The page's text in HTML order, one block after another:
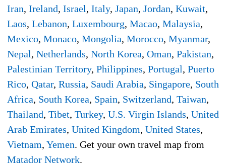
Iran, Ireland, Israel, Italy, Japan, Jordan, Kuwait,
Laos, Lebanon, Luxembourg, Macao, Malaysia,
Mexico, Monaco, Mongolia, Morocco, Myanmar,
Nepal, Netherlands, North Korea, Oman, Pakistan,
Palestinian Territory, Philippines, Portugal, Puerto
Rico, Qatar, Russia, Saudi Arabia, Singapore, South
Africa, South Korea, Spain, Switzerland, Taiwan,
Thailand, Tibet, Turkey, U.S. Virgin Islands, United
Arab Emirates, United Kingdom, United States,
Vietnam, Yemen. Get your own travel map from
Matador Network.